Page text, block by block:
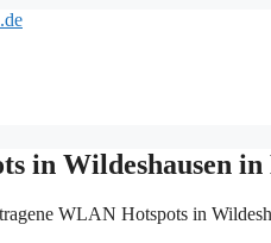
in Wildeshausen in
WLAN Hotspots in